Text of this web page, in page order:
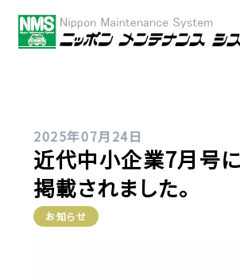
2025年07月24日
近代中小企業7月号
掲載されました。
お知らせ